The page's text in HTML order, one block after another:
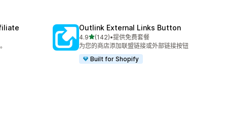
Outlink External Links Button
4.9星（满分 5 星）
(142)
总共 142 条评论
•提供免费套餐
为您的商店添加联盟链接或外部链接按钮
Built for Shopify